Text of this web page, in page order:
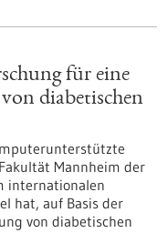
für eine
diabetischen
Mannheim der
internationalen
hat, auf Basis der
von diabetischen